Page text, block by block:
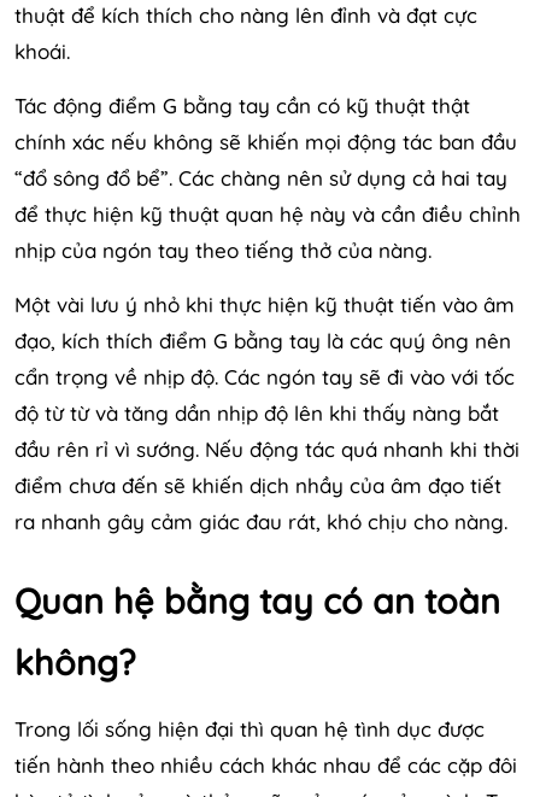
thuật để kích thích cho nàng lên đỉnh và đạt cực
khoái.
Tác động điểm G bằng tay cần có kỹ thuật thật
chính xác nếu không sẽ khiến mọi động tác ban đầu
“đổ sông đổ bể”. Các chàng nên sử dụng cả hai tay
để thực hiện kỹ thuật quan hệ này và cần điều chỉnh
nhịp của ngón tay theo tiếng thở của nàng.
Một vài lưu ý nhỏ khi thực hiện kỹ thuật tiến vào âm
đạo, kích thích điểm G bằng tay là các quý ông nên
cẩn trọng về nhịp độ. Các ngón tay sẽ đi vào với tốc
độ từ từ và tăng dần nhịp độ lên khi thấy nàng bắt
đầu rên rỉ vì sướng. Nếu động tác quá nhanh khi thời
điểm chưa đến sẽ khiến dịch nhầy của âm đạo tiết
ra nhanh gây cảm giác đau rát, khó chịu cho nàng.
Quan hệ bằng tay có an toàn
không?
Trong lối sống hiện đại thì quan hệ tình dục được
tiến hành theo nhiều cách khác nhau để các cặp đôi